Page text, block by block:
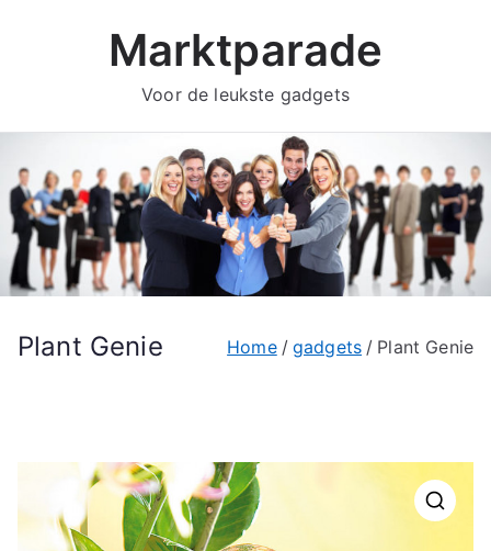
Marktparade
Voor de leukste gadgets
Plant Genie Home gadgets Plant Genie